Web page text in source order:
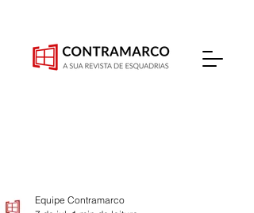
Equipe Contramarco